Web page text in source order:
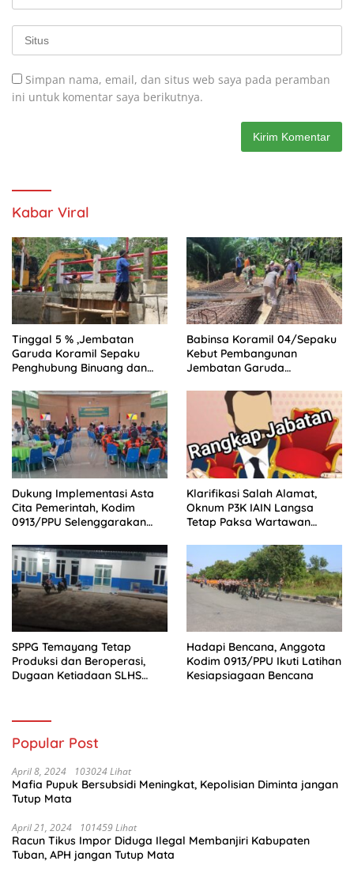
Simpan nama, email, dan situs web saya pada peramban
ini untuk komentar saya berikutnya.
Kabar Viral
Tinggal 5 % ,Jembatan
Garuda Koramil Sepaku
Penghubung Binuang dan
Babinsa Koramil 04/Sepaku
Kebut Pembangunan
Jembatan Garuda
Dukung Implementasi Asta
Cita Pemerintah, Kodim
0913/PPU Selenggarakan
Klarifikasi Salah Alamat,
Oknum P3K IAIN Langsa
Tetap Paksa Wartawan
SPPG Temayang Tetap
Produksi dan Beroperasi,
Dugaan Ketiadaan SLHS
Hadapi Bencana, Anggota
Kodim 0913/PPU Ikuti Latihan
Kesiapsiagaan Bencana
Popular Post
April 8, 2024 103024 Lihat
Mafia Pupuk Bersubsidi Meningkat, Kepolisian Diminta jangan
Tutup Mata
April 21, 2024 101459 Lihat
Racun Tikus Impor Diduga Ilegal Membanjiri Kabupaten
Tuban, APH jangan Tutup Mata